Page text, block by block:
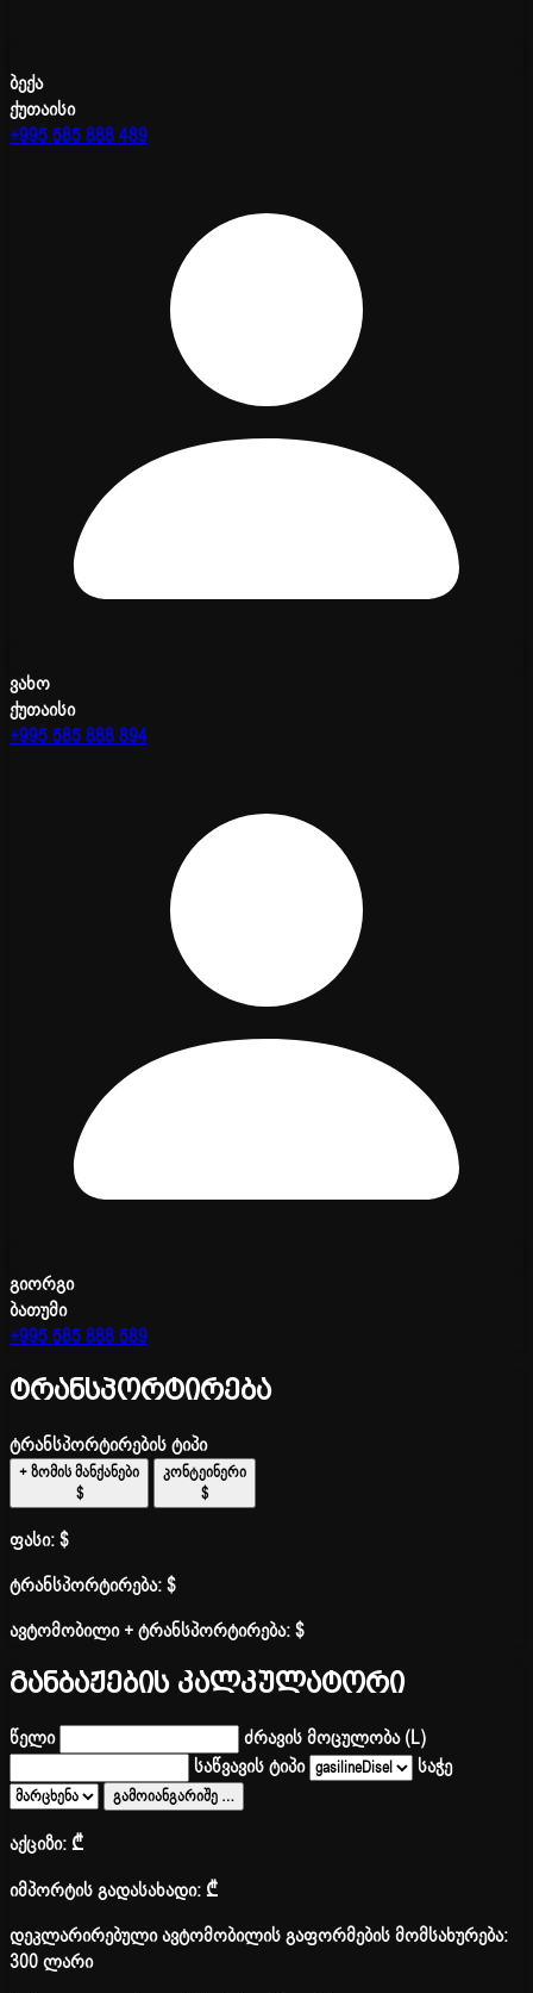
ბექა
ქუთაისი
+995 585 888 489
ვახო
ქუთაისი
+995 585 888 894
გიორგი
ბათუმი
+995 585 888 589
ტრანსპორტირება
ტრანსპორტირების ტიპი
+ ზომის მანქანები
$
კონტეინერი
$
ფასი:$
ტრანსპორტირება:$
ავტომობილი + ტრანსპორტირება:$
განბაჟების კალკულატორი
წელი
ძრავის მოცულობა (L)
საწვავის ტიპი
საჭე
გამოიანგარიშე …
აქციზი:₾
იმპორტის გადასახადი:₾
დეკლარირებული ავტომობილის გაფორმების მომსახურება:
300 ლარი